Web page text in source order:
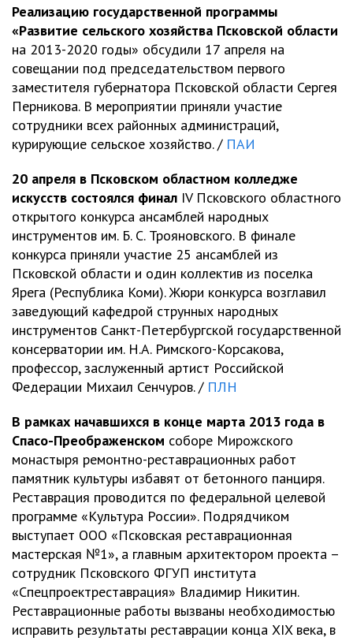
Реализацию государственной программы
«Развитие сельского хозяйства Псковской области
на 2013-2020 годы» обсудили 17 апреля на
совещании под председательством первого
заместителя губернатора Псковской области Сергея
Перникова. В мероприятии приняли участие
сотрудники всех районных администраций,
курирующие сельское хозяйство. / ПАИ
20 апреля в Псковском областном колледже
искусств состоялся финал IV Псковского областного
открытого конкурса ансамблей народных
инструментов им. Б. С. Трояновского. В финале
конкурса приняли участие 25 ансамблей из
Псковской области и один коллектив из поселка
Ярега (Республика Коми). Жюри конкурса возглавил
заведующий кафедрой струнных народных
инструментов Санкт-Петербургской государственной
консерватории им. Н.А. Римского-Корсакова,
профессор, заслуженный артист Российской
Федерации Михаил Сенчуров. / ПЛН
В рамках начавшихся в конце марта 2013 года в
Спасо-Преображенском соборе Мирожского
монастыря ремонтно-реставрационных работ
памятник культуры избавят от бетонного панциря.
Реставрация проводится по федеральной целевой
программе «Культура России». Подрядчиком
выступает ООО «Псковская реставрационная
мастерская №1», а главным архитектором проекта –
сотрудник Псковского ФГУП института
«Спецпроектреставрация» Владимир Никитин.
Реставрационные работы вызваны необходимостью
исправить результаты реставрации конца XIX века, в